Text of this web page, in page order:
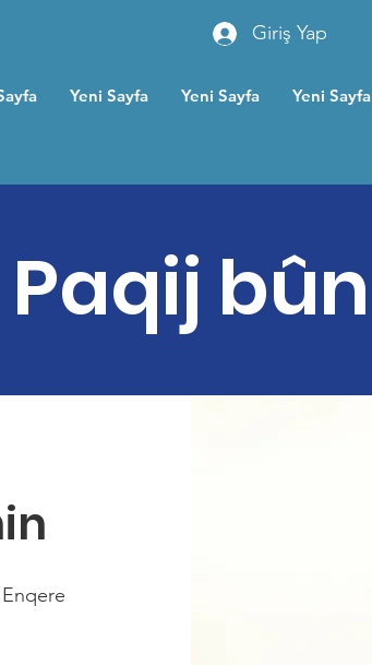
Giriş Yap
Yeni Sayfa Yeni Sayfa Yeni Sayfa
Paqij bûn